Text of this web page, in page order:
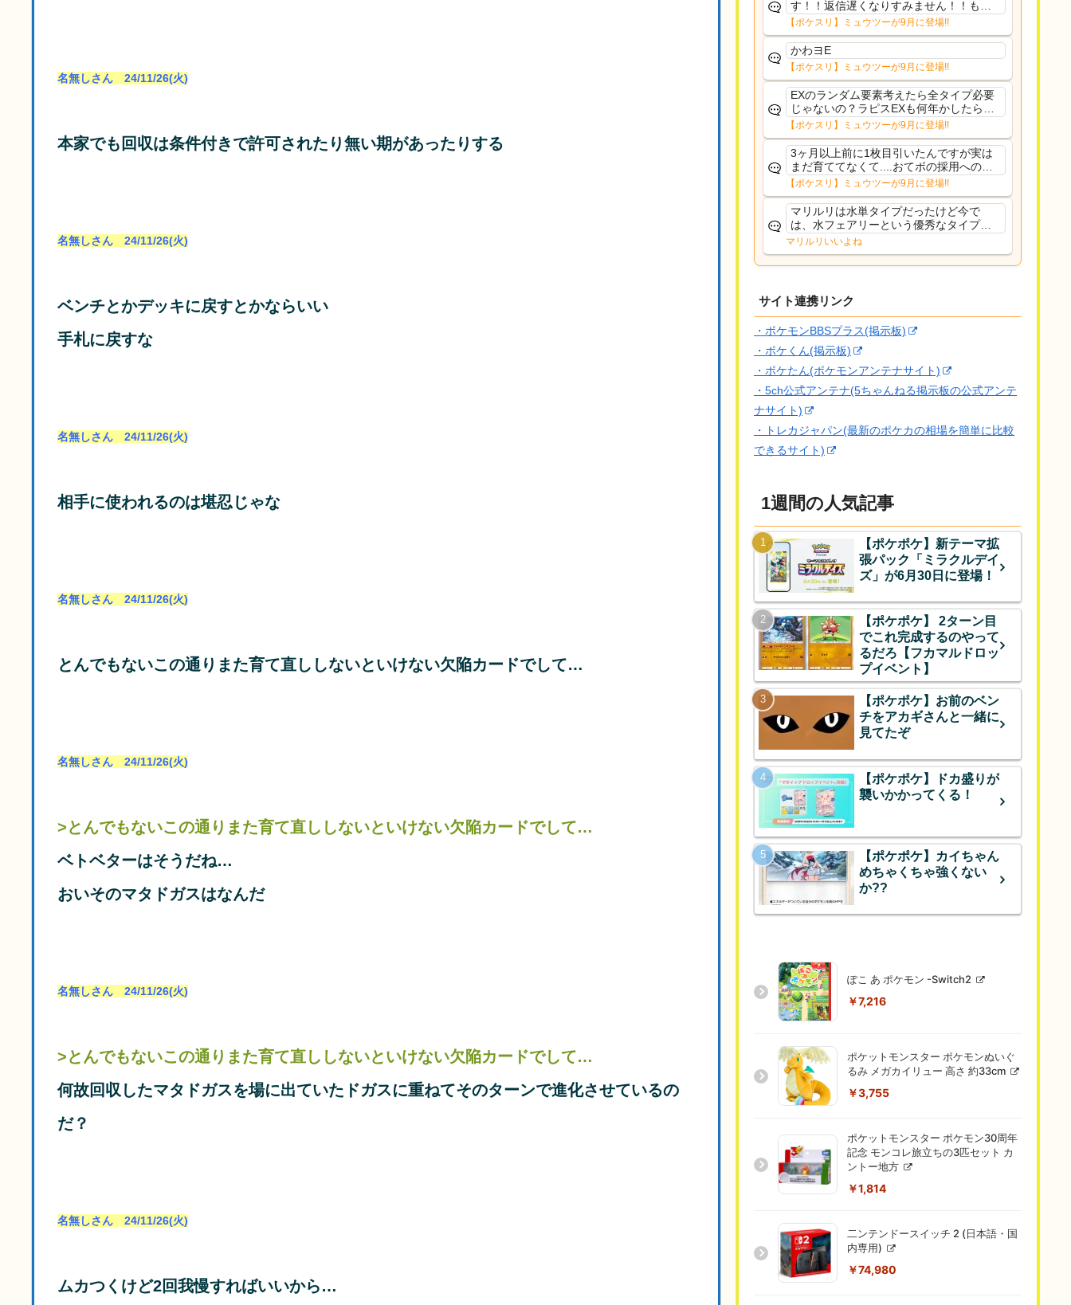
名無しさん 24/11/26(火)
本家でも回収は条件付きで許可されたり無い期があったりする
名無しさん 24/11/26(火)
ベンチとかデッキに戻すとかならいい
手札に戻すな
名無しさん 24/11/26(火)
相手に使われるのは堪忍じゃな
名無しさん 24/11/26(火)
とんでもないこの通りまた育て直ししないといけない欠陥カードでして…
名無しさん 24/11/26(火)
>とんでもないこの通りまた育て直ししないといけない欠陥カードでして…
ベトベターはそうだね…
おいそのマタドガスはなんだ
名無しさん 24/11/26(火)
>とんでもないこの通りまた育て直ししないといけない欠陥カードでして…
何故回収したマタドガスを場に出ていたドガスに重ねてそのターンで進化させているの
だ？
名無しさん 24/11/26(火)
ムカつくけど2回我慢すればいいから…
す！！返信遅くなりすみません！！もう
少ししたら通常再開できます！
【ポケスリ】ミュウツーが9月に登場!!
かわヨE
【ポケスリ】ミュウツーが9月に登場!!
EXのランダム要素考えたら全タイプ必要
じゃないの？ラピスEXも何年かしたら来
るだろうし後から厳選したい育てたいっ
て思ってもどうにもならないのがこのゲ
ームだしな
【ポケスリ】ミュウツーが9月に登場!!
3ヶ月以上前に1枚目引いたんですが実は
まだ育ててなくて....おてボの採用への影
響は勉強になります。ありがとうござい
ますオイルはだいぶ強めのABBレントラ
ーいて芋の方が不安なんで1枚目にしよう
かなと思...
【ポケスリ】ミュウツーが9月に登場!!
マリルリは水単タイプだったけど今で
は、水フェアリーという優秀なタイプだ
な、後特性力持ちって見た目と全然違う
な
マリルリいいよね
サイト連携リンク
・ポケモンBBSプラス(掲示板)
・ポケくん(掲示板)
・ポケたん(ポケモンアンテナサイト)
・5ch公式アンテナ(5ちゃんねる掲示板の公式アンテ
ナサイト)
・トレカジャパン(最新のポケカの相場を簡単に比較
できるサイト)
1週間の人気記事
【ポケポケ】新テーマ拡
張パック「ミラクルデイ
ズ」が6月30日に登場！
【ポケポケ】 2ターン目
でこれ完成するのやって
るだろ【フカマルドロッ
プイベント】
【ポケポケ】お前のベン
チをアカギさんと一緒に
見てたぞ
【ポケポケ】ドカ盛りが
襲いかかってくる！
【ポケポケ】カイちゃん
めちゃくちゃ強くない
か??
ぽこ あ ポケモン -Switch2
￥7,216
ポケットモンスター ポケモンぬいぐ
るみ メガカイリュー 高さ 約33cm
￥3,755
ポケットモンスター ポケモン30周年
記念 モンコレ旅立ちの3匹セット カ
ントー地方
￥1,814
二ンテンドースイッチ 2 (日本語・国
内専用)
￥74,980